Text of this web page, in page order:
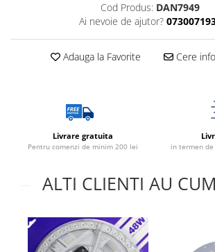
Cod Produs: DAN7949
Ai nevoie de ajutor?
Adauga la Favorite Cere
Livrare gratuita
Pentru comenzi de minim 200 lei in termen
ALTI CLIENTI AU